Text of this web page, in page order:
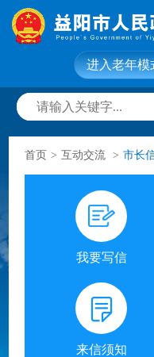
网站首页
信息公开
互动交流
进入老年模
首页 > 互动交流 > 市长
我要写信
来信须知